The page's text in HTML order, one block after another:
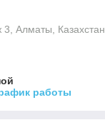
Алматы, Казахстан
работы